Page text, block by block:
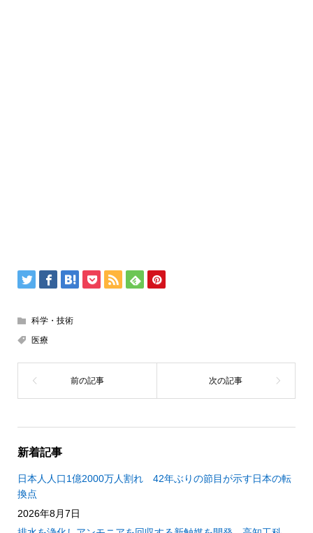
科学・技術
医療
新着記事
日本人人口1億2000万人割れ 42年ぶりの節目が示す日本の転
換点
2026年8月7日